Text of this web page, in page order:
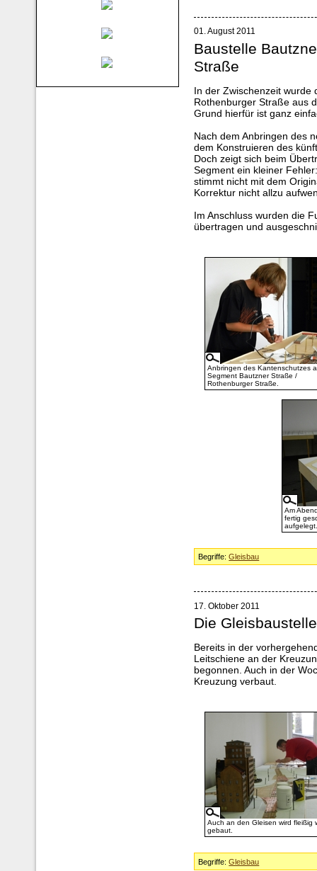
01. August 2011
Baustelle
Straße
In der Zwischenzeit wurde
Rothenburger Straße aus
Grund hierfür ist ganz
Nach dem Anbringen des
dem Konstruieren des
Doch zeigt sich beim
Segment ein kleiner
stimmt nicht mit dem
Korrektur nicht allzu
Im Anschluss wurden die
übertragen und
Anbringen des Kantenschutzes
Segment Bautzner Straße /
Rothenburger Straße.
Am
fertig
Begriffe:Gleisbau
17. Oktober 2011
Die Gleisbaustelle
Bereits in der
Leitschiene an der
begonnen. Auch in der
Kreuzung verbaut.
Auch an den Gleisen wird fleißig
gebaut.
Begriffe:Gleisbau